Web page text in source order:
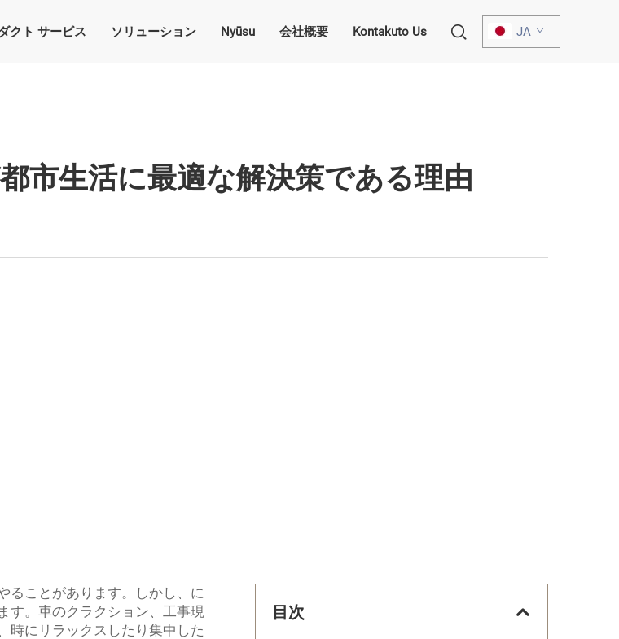
クト サービス ソリューション Nyūsu 会社概要 Kontakuto Us JA
市生活に最適な解決策である理由
ることがあります。しかし、に
す。車のクラクション、工事現
時にリラックスしたり集中した
目次